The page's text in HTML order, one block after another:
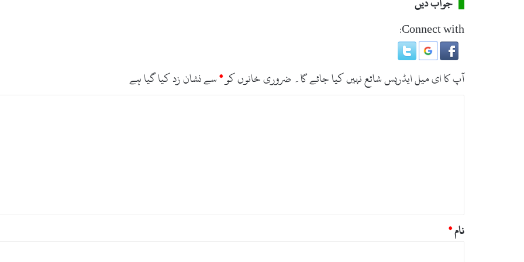
ھ
ا
لConnect with:
آپ کا ای میل ایڈریس شائع نہیں کیا جائے گا۔ ضروری خانوں کو*سے نشان زد کیا گیا ہے
نام*